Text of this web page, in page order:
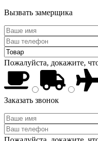
Вызвать замерщика
Пожалуйста, докажите,
Заказать звонок